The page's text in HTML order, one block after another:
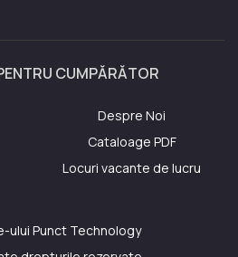
CUMPĂRĂTOR
Despre Noi
Cataloage PDF
Locuri vacante de lucru
ului Punct Technology